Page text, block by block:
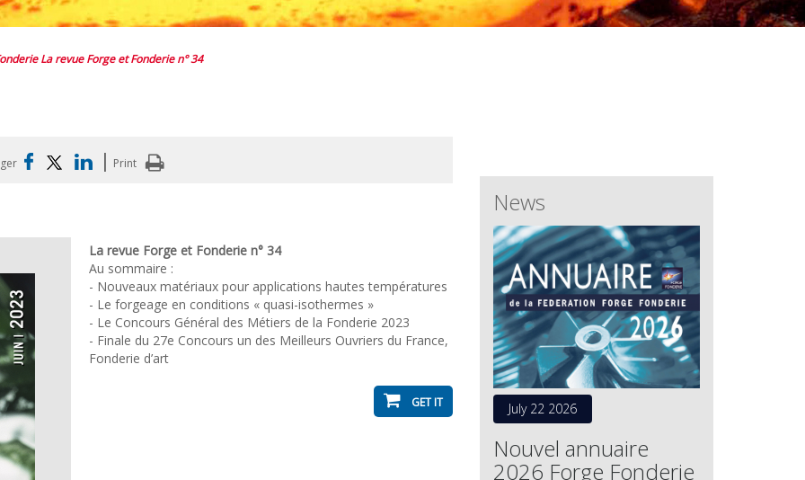
La revue Forge et Fonderie n° 34
| Print
La revue Forge et Fonderie n° 34
Au sommaire :
- Nouveaux matériaux pour applications hautes températures
- Le forgeage en conditions « quasi-isothermes »
- Le Concours Général des Métiers de la Fonderie 2023
- Finale du 27e Concours un des Meilleurs Ouvriers du France,
Fonderie d’art
GET IT
News
July 22 2026
Nouvel annuaire
2026 Forge Fonderie